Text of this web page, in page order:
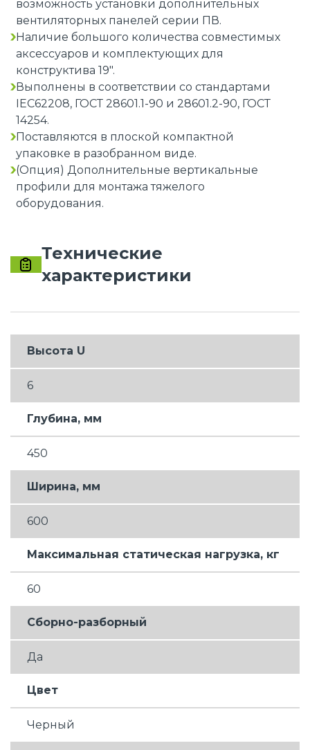
возможность установки дополнительных
вентиляторных панелей серии ПВ.
Наличие большого количества совместимых
аксессуаров и комплектующих для
конструктива 19".
Выполнены в соответствии со стандартами
IEC62208, ГОСТ 28601.1-90 и 28601.2-90, ГОСТ
14254.
Поставляются в плоской компактной
упаковке в разобранном виде.
(Опция) Дополнительные вертикальные
профили для монтажа тяжелого
оборудования.
Технические
характеристики
Высота U
6
Глубина, мм
450
Ширина, мм
600
Максимальная статическая нагрузка, кг
60
Сборно-разборный
Да
Цвет
Черный